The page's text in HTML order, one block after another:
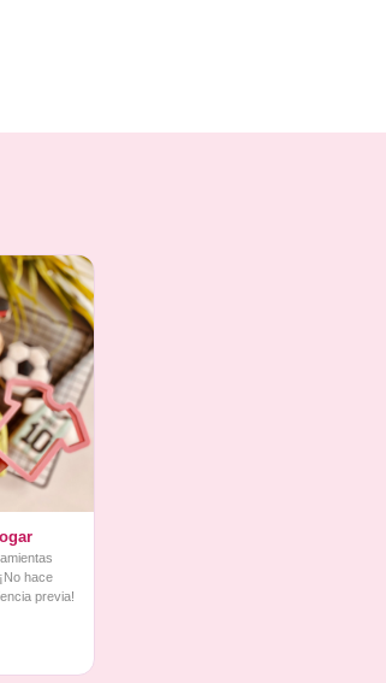
hace
previa!